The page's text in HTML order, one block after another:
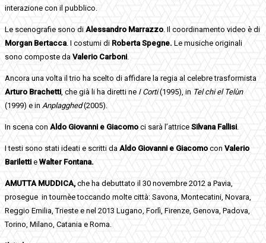
interazione con il pubblico.
Le scenografie sono di Alessandro Marrazzo. Il coordinamento video è di
Morgan Bertacca. I costumi di Roberta Spegne. Le musiche originali
sono composte da Valerio Carboni.
Ancora una volta il trio ha scelto di affidare la regia al celebre trasformista
Arturo Brachetti, che già li ha diretti ne I Corti(1995), in Tel chi el Telùn
(1999) e in Anplagghed(2005).
In scena con Aldo Giovanni e Giacomo ci sarà l’attrice Silvana Fallisi.
I testi sono stati ideati e scritti da Aldo Giovanni e Giacomo con Valerio
Barilettie Walter Fontana.
AMUTTA MUDDICA, che ha debuttato il 30 novembre 2012 a Pavia,
prosegue in tournèe toccando molte città: Savona, Montecatini, Novara,
Reggio Emilia, Trieste e nel 2013 Lugano, Forlì, Firenze, Genova, Padova,
Torino, Milano, Catania e Roma.